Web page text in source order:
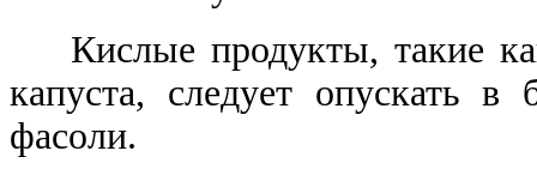
Кислые продукты, такие
капуста, следует опускать в
фасоли.